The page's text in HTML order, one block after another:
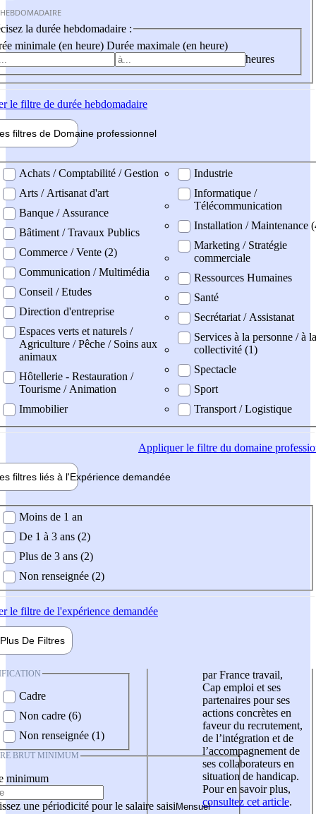
la durée hebdomadaire :
minimale (en heure) Durée maximale (en heure)
heures
le filtre de durée hebdomadaire
filtres de Domaine professionnel
professionel
Achats / Comptabilité / Gestion
Arts / Artisanat d'art
Banque / Assurance
Bâtiment / Travaux Publics
Commerce / Vente (2)
Communication / Multimédia
Conseil / Etudes
Direction d'entreprise
Espaces verts et naturels /
Agriculture / Pêche / Soins aux
animaux
Hôtellerie - Restauration /
Tourisme / Animation
Immobilier
Industrie
Informatique /
Télécommunication
Installation / Maintenance
Marketing / Stratégie
commerciale
Ressources Humaines
Santé
Secrétariat / Assistanat
Services à la personne / à la
collectivité (1)
Spectacle
Sport
Transport / Logistique
Appliquerle filtre du domaine
filtres liés à l'Expérience demandée
demandée
Moins de 1 an
De 1 à 3 ans (2)
Plus de 3 ans (2)
Non renseignée (2)
le filtre de l'expérience demandée
Plus De Filtres
Cadre
Non cadre (6)
Non renseignée (1)
BRUT MINIMUM
minimum
une périodicité pour le salaire saisi
par France travail,
Cap emploi et ses
partenaires pour ses
actions concrètes en
faveur du recrutement,
de l’intégration et de
l’accompagnement de
ses collaborateurs en
situation de handicap.
Pour en savoir plus,
consultez cet article.